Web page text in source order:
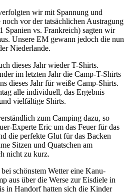
wir mit Spannung und
vor der tatsächlichen Austragung
Spanien vs. Frankreich) sagten wir
Unsere EM gewann jedoch die nun
Niederlande.
dieses Jahr wieder T-Shirts.
im letzten Jahr die Camp-T-Shirts
dieses Jahr für weiße Camp-Shirts.
alle individuell, das Ergebnis
vielfältige Shirts.
zum Camping dazu, so
Experte Eric um das Feuer für das
die perfekte Glut für das Backen
Sitzen und Quatschen am
nicht zu kurz.
schönstem Wetter eine Kanu-
aus über die Werse zur Eisdiele in
in Handorf hatten sich die Kinder